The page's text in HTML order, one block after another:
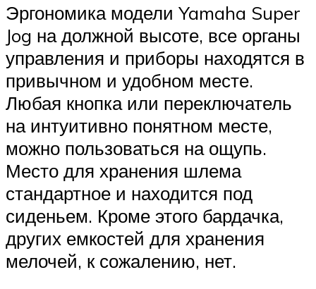
Эргономика модели Yamaha Super
Jog на должной высоте, все органы
управления и приборы находятся в
привычном и удобном месте.
Любая кнопка или переключатель
на интуитивно понятном месте,
можно пользоваться на ощупь.
Место для хранения шлема
стандартное и находится под
сиденьем. Кроме этого бардачка,
других емкостей для хранения
мелочей, к сожалению, нет.